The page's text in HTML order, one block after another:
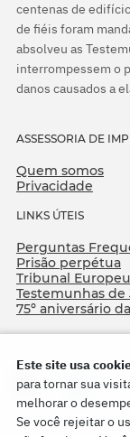
centenas de
de fiéis foram
absolveu as
interrompessem o
danos causados a
ASSESSORIA DE
Quem somos
Privacidade
LINKS ÚTEIS
Perguntas
Prisão perpétua
Tribunal
Testemunhas de
75º aniversário
Este site usa
para tornar sua
melhorar o
Se você rejeitar o